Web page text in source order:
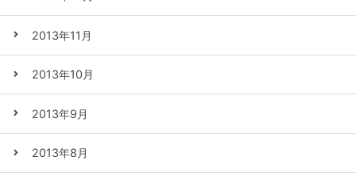
2013年11月
2013年10月
2013年9月
2013年8月